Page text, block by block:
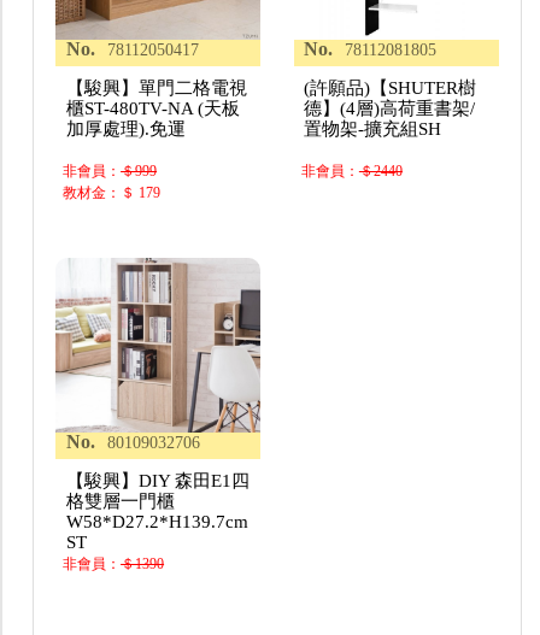
No. 78112050417
【駿興】單門二格電視
櫃ST-480TV-NA (天板
加厚處理).免運
非會員：＄999
教材金：＄ 179
No. 78112081805
(許願品)【SHUTER樹
德】(4層)高荷重書架/
置物架-擴充組SH
非會員：＄2440
No. 80109032706
【駿興】DIY 森田E1四
格雙層一門櫃
W58*D27.2*H139.7cm
ST
非會員：＄1390